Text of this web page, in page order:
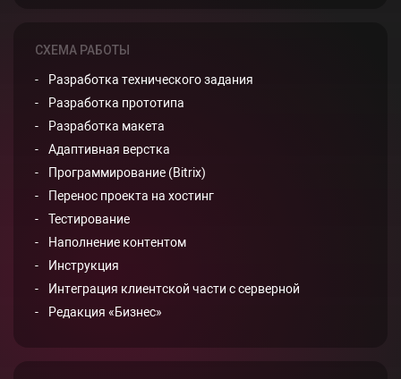
СХЕМА РАБОТЫ
Разработка технического задания
Разработка прототипа
Разработка макета
Адаптивная верстка
Программирование (Bitrix)
Перенос проекта на хостинг
Тестирование
Наполнение контентом
Инструкция
Интеграция клиентской части с серверной
Редакция «Бизнес»